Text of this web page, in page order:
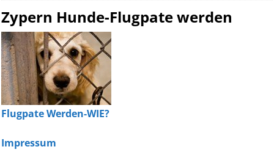
Zypern Hunde-Flugpate werden
Flugpate Werden-WIE?
Impressum